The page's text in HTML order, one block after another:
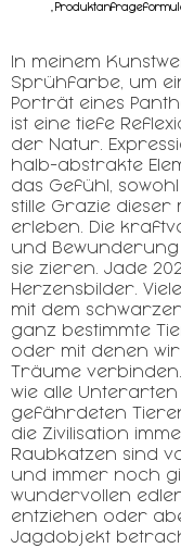
In meinem
Sprühfarbe, um
Porträt eines
ist eine tiefe
der Natur.
halb-abstrakte
das Gefühl,
stille Grazie
erleben. Die
und
sie zieren. Jade
Herzensbilder.
mit dem
ganz bestimmte
oder mit denen
Träume
wie alle
gefährdeten
die Zivilisation
Raubkatzen sind
und immer noch
wundervollen
entziehen oder
Jagdobjekt